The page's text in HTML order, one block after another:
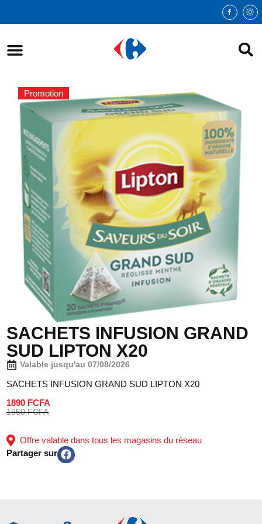
Promotion
SACHETS INFUSION GRAND
SUD LIPTON X20
Valable jusqu'au 07/08/2026
SACHETS INFUSION GRAND SUD LIPTON X20
1890 FCFA
1950 FCFA
Offre valable dans tous les magasins du réseau
Partager sur